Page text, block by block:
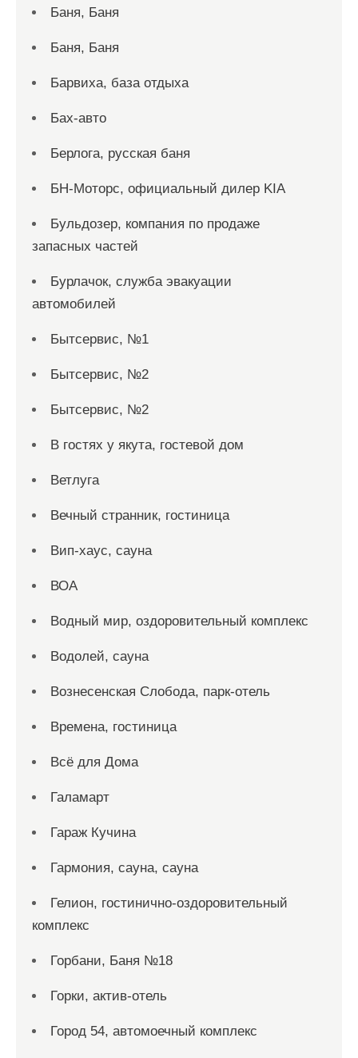
Баня, Баня
Баня, Баня
Барвиха, база отдыха
Бах-авто
Берлога, русская баня
БН-Моторс, официальный дилер KIA
Бульдозер, компания по продаже
запасных частей
Бурлачок, служба эвакуации
автомобилей
Бытсервис, №1
Бытсервис, №2
Бытсервис, №2
В гостях у якута, гостевой дом
Ветлуга
Вечный странник, гостиница
Вип-хаус, сауна
ВОА
Водный мир, оздоровительный комплекс
Водолей, сауна
Вознесенская Слобода, парк-отель
Времена, гостиница
Всё для Дома
Галамарт
Гараж Кучина
Гармония, сауна, сауна
Гелион, гостинично-оздоровительный
комплекс
Горбани, Баня №18
Горки, актив-отель
Город 54, автомоечный комплекс